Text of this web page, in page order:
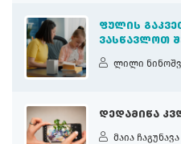
ᲤᲣᲚᲘᲡ
ᲕᲐᲡᲬᲐᲕᲚᲝᲗ
ლილი
ᲓᲔᲓᲐᲛᲘᲬᲐ
მაია ჩაგუნავა